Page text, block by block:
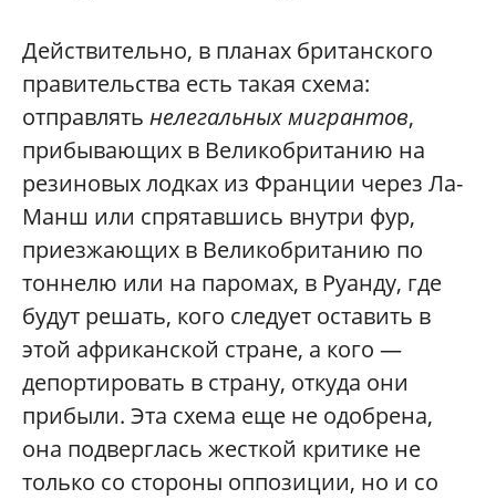
Действительно, в планах британского
правительства есть такая схема:
отправлять нелегальных мигрантов,
прибывающих в Великобританию на
резиновых лодках из Франции через Ла-
Манш или спрятавшись внутри фур,
приезжающих в Великобританию по
тоннелю или на паромах, в Руанду, где
будут решать, кого следует оставить в
этой африканской стране, а кого —
депортировать в страну, откуда они
прибыли. Эта схема еще не одобрена,
она подверглась жесткой критике не
только со стороны оппозиции, но и со